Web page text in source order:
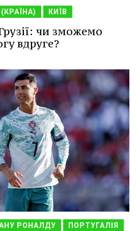
(КРАЇНА) КИЇВ
чи зможемо
вдруге?
РОНАЛДУ ПОРТУГАЛІЯ